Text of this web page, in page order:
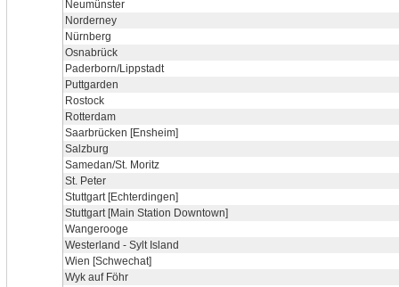
Neumünster
Norderney
Nürnberg
Osnabrück
Paderborn/Lippstadt
Puttgarden
Rostock
Rotterdam
Saarbrücken [Ensheim]
Salzburg
Samedan/St. Moritz
St. Peter
Stuttgart [Echterdingen]
Stuttgart [Main Station Downtown]
Wangerooge
Westerland - Sylt Island
Wien [Schwechat]
Wyk auf Föhr